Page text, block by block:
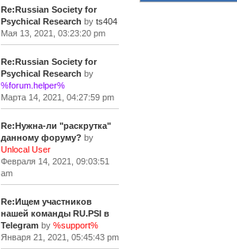
Re:Russian Society for
Psychical Research by ts404
Мая 13, 2021, 03:23:20 pm
Re:Russian Society for
Psychical Research by
%forum.helper%
Марта 14, 2021, 04:27:59 pm
Re:Нужна-ли "раскрутка"
данному форуму? by
Unlocal User
Февраля 14, 2021, 09:03:51
am
Re:Ищем участников
нашей команды RU.PSI в
Telegram by %support%
Января 21, 2021, 05:45:43 pm